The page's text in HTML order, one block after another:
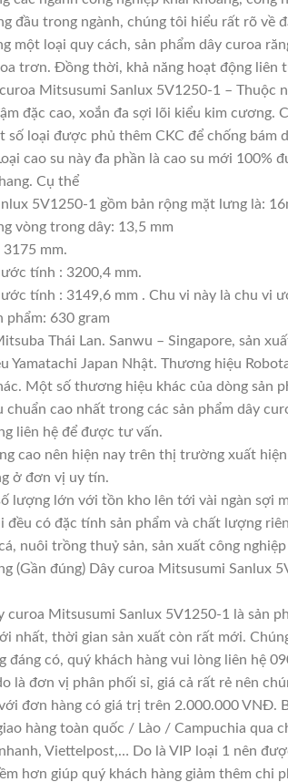
đầu trong ngành, chúng tôi hiểu rất rõ
một loại quy cách, sản phẩm dây curoa
trơn. Đồng thời, khả năng hoạt động liên
Mitsusumi Sanlux 5V1250-1 – Thuộc
đặc cao, xoắn đa sợi lõi kiểu kim
số loại được phủ thêm CKC để chống
cao su này đa phần là cao su mới 100%
Cụ thể
5V1250-1 gồm bản rộng mặt lưng là:
vòng trong dây: 13,5 mm
mm.
tính : 3200,4 mm.
tính : 3149,6 mm . Chu vi này là chu vi
phẩm: 630 gram
Thái Lan. Sanwu – Singapore, sản
Yamatachi Japan Nhật. Thương hiệu
Một số thương hiệu khác của dòng sản
chuẩn cao nhất trong các sản phẩm dây
liên hệ để được tư vấn.
cao nên hiện nay trên thị trường xuất
ở đơn vị uy tín.
lượng lớn với tồn kho lên tới vài ngàn sợi
đều có đặc tính sản phẩm và chất lượng
nuôi trồng thuỷ sản, sản xuất công
(Gần đúng) Dây curoa Mitsusumi Sanlux
curoa Mitsusumi Sanlux 5V1250-1 là sản
nhất, thời gian sản xuất còn rất mới.
đáng có, quý khách hàng vui lòng liên hệ
là đơn vị phân phối sỉ, giá cả rất rẻ nên
đơn hàng có giá trị trên 2.000.000 VNĐ.
hàng toàn quốc / Lào / Campuchia qua
Viettelpost,… Do là VIP loại 1 nên
hơn giúp quý khách hàng giảm thêm chi